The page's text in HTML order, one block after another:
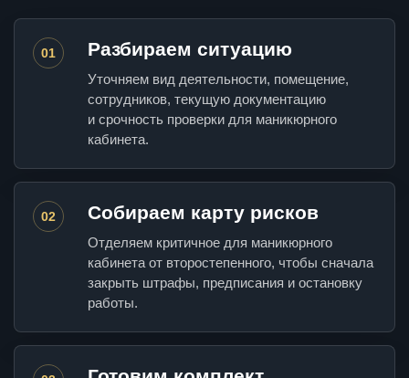
01 Разбираем ситуацию
Уточняем вид деятельности, помещение,
сотрудников, текущую документацию
и срочность проверки для маникюрного
кабинета.
02 Собираем карту рисков
Отделяем критичное для маникюрного
кабинета от второстепенного, чтобы сначала
закрыть штрафы, предписания и остановку
работы.